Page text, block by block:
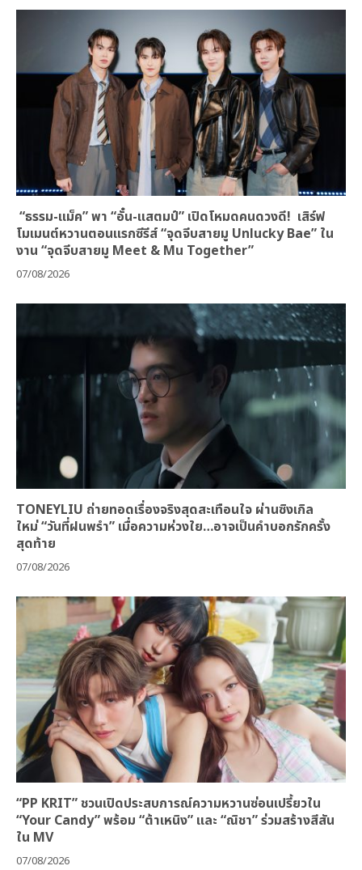
“ธรรม-แม็ค” พา “อั๋น-แสตมป์” เปิดโหมดคนดวงดี! เสิร์ฟ
โมเมนต์หวานตอนแรกซีรีส์ “จุดจีบสายมู Unlucky Bae” ใน
งาน “จุดจีบสายมู Meet & Mu Together”
07/08/2026
TONEYLIU ถ่ายทอดเรื่องจริงสุดสะเทือนใจ ผ่านซิงเกิล
ใหม่ “วันที่ฝนพรำ” เมื่อความห่วงใย…อาจเป็นคำบอกรักครั้ง
สุดท้าย
07/08/2026
“PP KRIT” ชวนเปิดประสบการณ์ความหวานซ่อนเปรี้ยวใน
“Your Candy” พร้อม “ต้าเหนิง” และ “ณิชา” ร่วมสร้างสีสัน
ใน MV
07/08/2026